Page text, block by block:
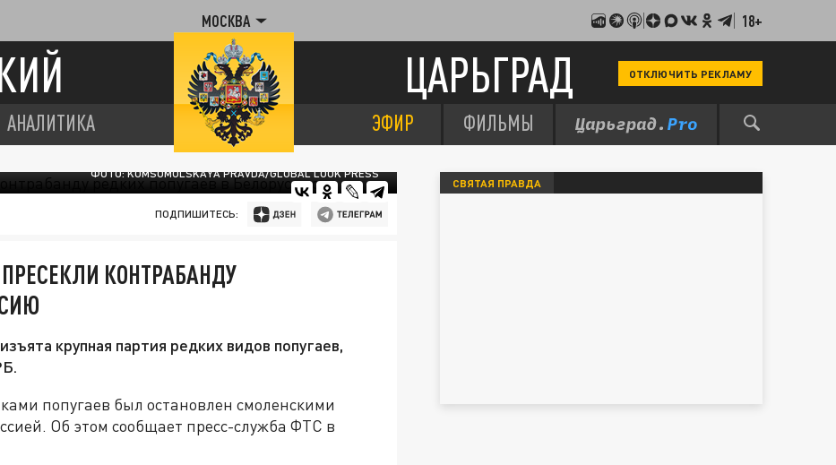
МОСКВА 18+
ЦАРЬГРАД ОТКЛЮЧИТЬ РЕКЛАМУ
АНАЛИТИКА ЭФИР ФИЛЬМЫ
ФОТО: KOMSOMOLSKAYA PRAVDA/GLOBAL LOOK PRESS
ПОДПИШИТЕСЬ:
КОНТРАБАНДУ
крупная партия редких видов попугаев,
попугаев был остановлен смоленскими
Об этом сообщает пресс-служба ФТС в
СВЯТАЯ ПРАВДА